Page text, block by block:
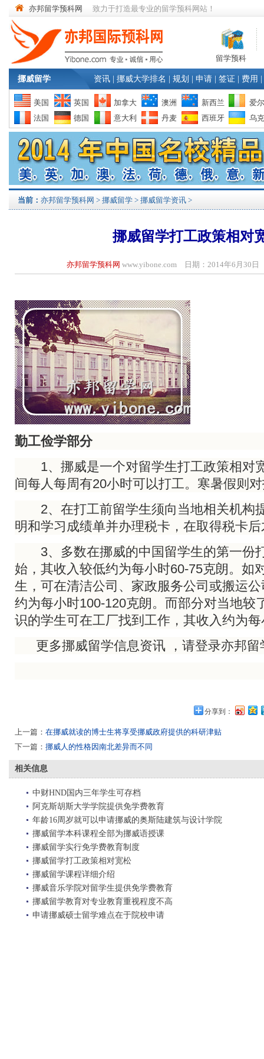
亦邦留学预科网 致力于打造最专业的留学预科网站！
留学预科
挪威留学 资讯 挪威大学排名 规划 申请 签证 费用
美国 英国 加拿大 澳洲 新西兰
爱
法国
德国 意大利 丹麦 西班牙 乌
当前： 亦邦留学预科网 > 挪威留学 > 挪威留学资讯 >
挪威留学打工政策相对
亦邦留学预科网 www.yibone.com 日期：2014年6月30
勤工俭学部分
1、挪威是一个对留学生打工政策相对
间每人每周有20小时可以打工。寒暑假则
2、在打工前留学生须向当地相关机构
明和学习成绩单并办理税卡，在取得税卡
3、多数在挪威的中国留学生的第一份
始，其收入较低约为每小时60-75克朗。如
生，可在清洁公司、家政服务公司或搬运
约为每小时100-120克朗。而部分对当地较
识的学生可在工厂找到工作，其收入约为
更多挪威留学信息资讯 ，请登录亦邦留
分享到：
上一篇： 在挪威就读的博士生将享受挪威政府提供的科研津贴
下一篇： 挪威人的性格因南北差异而不同
相关信息
中财HND国内三年学生可存档
阿克斯胡斯大学学院提供免学费教育
年龄16周岁就可以申请挪威的奥斯陆建筑与设计学院
挪威留学本科课程全部为挪威语授课
挪威留学实行免学费教育制度
挪威留学打工政策相对宽松
挪威留学课程详细介绍
挪威音乐学院对留学生提供免学费教育
挪威留学教育对专业教育重视程度不高
申请挪威硕士留学难点在于院校申请